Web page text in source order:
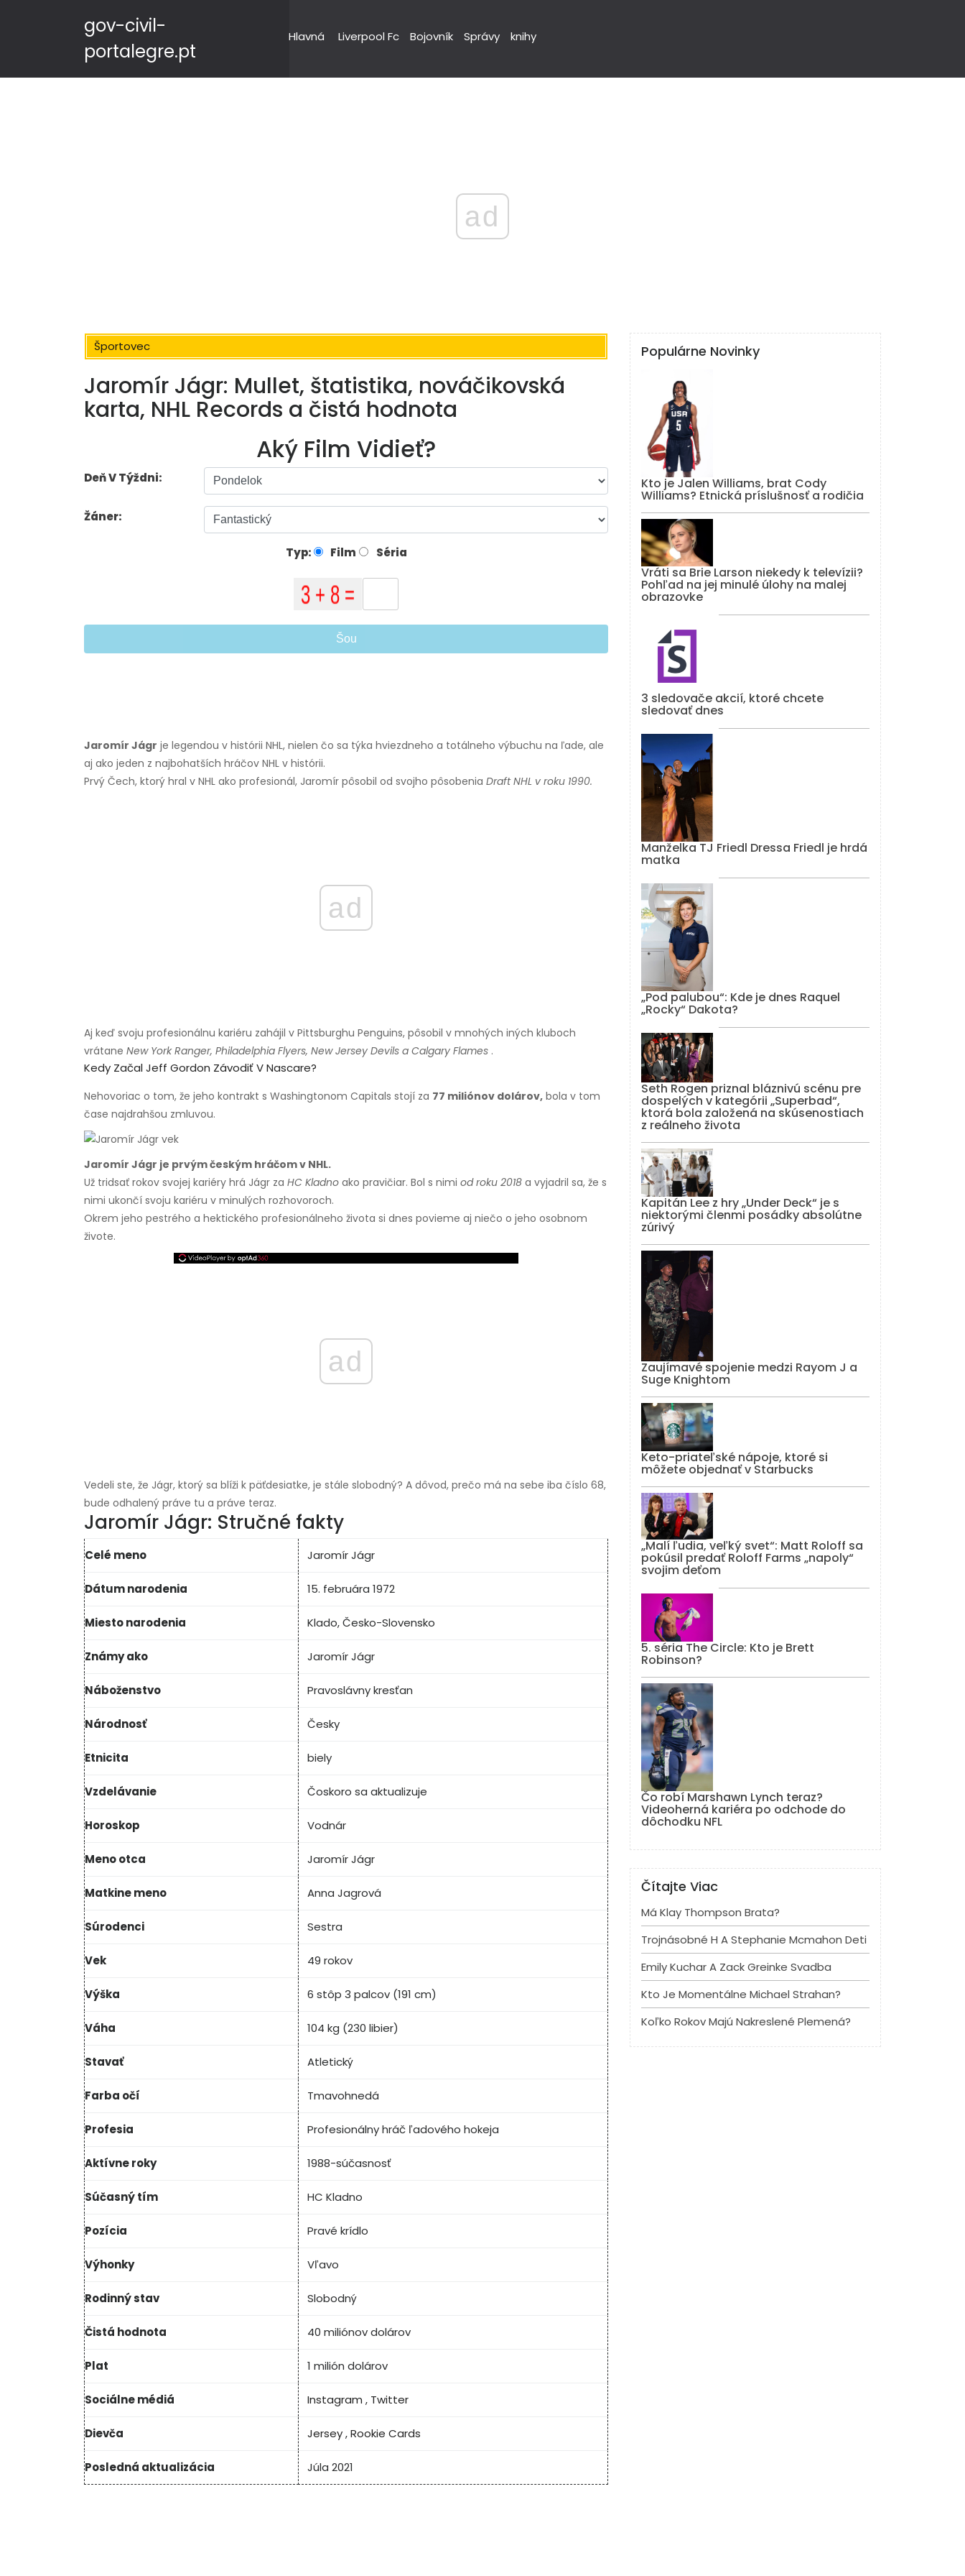
gov-civil-
portalegre.pt
Hlavná Liverpool Fc Bojovník Správy knihy
ad
Športovec
Jaromír Jágr: Mullet, štatistika, nováčikovská
karta, NHL Records a čistá hodnota
Aký Film Vidieť?
Deň V Týždni:
Žáner:
Typ: Film Séria
Šou
Jaromír Jágr je legendou v histórii NHL, nielen čo sa týka hviezdneho a totálneho výbuchu na ľade, ale
aj ako jeden z najbohatších hráčov NHL v histórii.
Prvý Čech, ktorý hral v NHL ako profesionál, Jaromír pôsobil od svojho pôsobenia Draft NHL v roku 1990.
ad
Aj keď svoju profesionálnu kariéru zahájil v Pittsburghu Penguins, pôsobil v mnohých iných kluboch
vrátane New York Ranger, Philadelphia Flyers, New Jersey Devils a Calgary Flames .
Kedy Začal Jeff Gordon Závodiť V Nascare?
Nehovoriac o tom, že jeho kontrakt s Washingtonom Capitals stojí za 77 miliónov dolárov, bola v tom
čase najdrahšou zmluvou.
Jaromír Jágr je prvým českým hráčom v NHL.
Už tridsať rokov svojej kariéry hrá Jágr za HC Kladno ako pravičiar. Bol s nimi od roku 2018 a vyjadril sa, že s
nimi ukončí svoju kariéru v minulých rozhovoroch.
Okrem jeho pestrého a hektického profesionálneho života si dnes povieme aj niečo o jeho osobnom
živote.
ad
Vedeli ste, že Jágr, ktorý sa blíži k päťdesiatke, je stále slobodný? A dôvod, prečo má na sebe iba číslo 68,
bude odhalený práve tu a práve teraz.
Jaromír Jágr: Stručné fakty
Celé meno Jaromír Jágr
Dátum narodenia 15. februára 1972
Miesto narodenia Klado, Česko-Slovensko
Známy ako Jaromír Jágr
Náboženstvo Pravoslávny kresťan
Národnosť Česky
Etnicita biely
Vzdelávanie Čoskoro sa aktualizuje
Horoskop Vodnár
Meno otca Jaromír Jágr
Matkine meno Anna Jagrová
Súrodenci Sestra
Vek 49 rokov
Výška 6 stôp 3 palcov (191 cm)
Váha 104 kg (230 libier)
Stavať Atletický
Farba očí Tmavohnedá
Profesia Profesionálny hráč ľadového hokeja
Aktívne roky 1988-súčasnosť
Súčasný tím HC Kladno
Pozícia Pravé krídlo
Výhonky Vľavo
Rodinný stav Slobodný
Čistá hodnota 40 miliónov dolárov
Plat 1 milión dolárov
Sociálne médiá Instagram , Twitter
Dievča Jersey,Rookie Cards
Posledná aktualizácia Júla 2021
Populárne Novinky
Kto je Jalen Williams, brat Cody
Williams? Etnická príslušnosť a rodičia
Vráti sa Brie Larson niekedy k televízii?
Pohľad na jej minulé úlohy na malej
obrazovke
3 sledovače akcií, ktoré chcete
sledovať dnes
Manželka TJ Friedl Dressa Friedl je hrdá
matka
„Pod palubou“: Kde je dnes Raquel
„Rocky“ Dakota?
Seth Rogen priznal bláznivú scénu pre
dospelých v kategórii „Superbad“,
ktorá bola založená na skúsenostiach
z reálneho života
Kapitán Lee z hry „Under Deck“ je s
niektorými členmi posádky absolútne
zúrivý
Zaujímavé spojenie medzi Rayom J a
Suge Knightom
Keto-priateľské nápoje, ktoré si
môžete objednať v Starbucks
„Malí ľudia, veľký svet“: Matt Roloff sa
pokúsil predať Roloff Farms „napoly“
svojim deťom
5. séria The Circle: Kto je Brett
Robinson?
Čo robí Marshawn Lynch teraz?
Videoherná kariéra po odchode do
dôchodku NFL
Čítajte Viac
Má Klay Thompson Brata?
Trojnásobné H A Stephanie Mcmahon Deti
Emily Kuchar A Zack Greinke Svadba
Kto Je Momentálne Michael Strahan?
Koľko Rokov Majú Nakreslené Plemená?